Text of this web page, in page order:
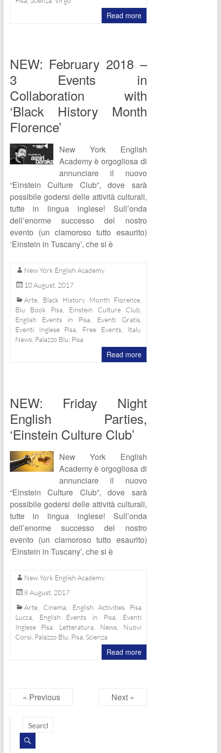
Read more
NEW: February 2018 –
3 Events in
Collaboration with
‘Black History Month
Florence’
New York English
Academy è orgogliosa di
annunciare il nuovo
“Einstein Culture Club”, dove sarà
possibile godersi delle attività culturali,
tutte in lingua inglese! Sull’onda
dell’enorme successo del nostro
evento (un clamoroso tutto esaurito)
‘Einstein in Tuscany’, che si è
New York English Academy
10 August, 2017
Arte, Black History Month Florence,
Blu Book Pisa
Einstein Culture Club
English Events in Pisa
Eventi Gratis,
Eventi Inglese Pisa
Free Events, Italy,
News, Palazzo Blu Pisa
Read more
NEW: Friday Night
English Parties,
‘Einstein Culture Club’
New York English
Academy è orgogliosa di
annunciare il nuovo
“Einstein Culture Club”, dove sarà
possibile godersi delle attività culturali,
tutte in lingua inglese! Sull’onda
dell’enorme successo del nostro
evento (un clamoroso tutto esaurito)
‘Einstein in Tuscany’, che si è
New York English Academy
8 August, 2017
Arte, Cinema
English Activities Pisa
Lucca
English Events in Pisa
Eventi
Inglese Pisa
Letteratura News, Nuovi
Corsi Palazzo Blu Pisa Scienza
Read more
« Previous Next »